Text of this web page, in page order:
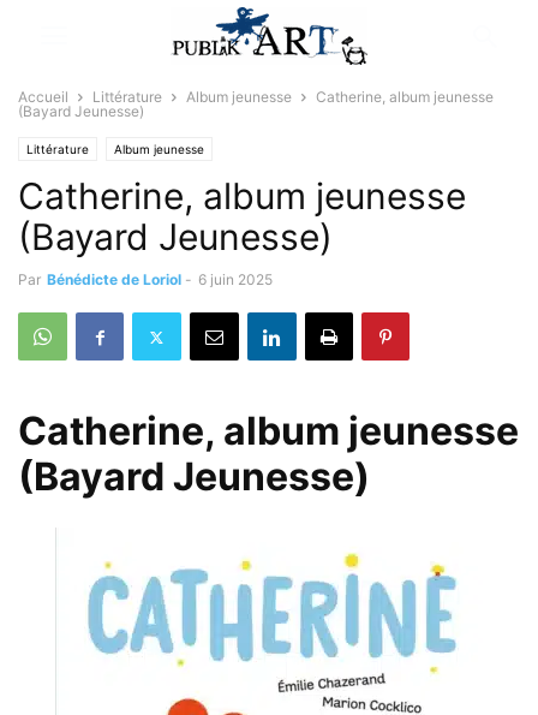
Accueil Littérature Album jeunesse
Catherine, album jeunesse
(Bayard Jeunesse)
Littérature Album jeunesse
Catherine, album jeunesse
(Bayard Jeunesse)
Par Bénédicte de Loriol - 6 juin 2025
Catherine, album jeunesse
(Bayard Jeunesse)